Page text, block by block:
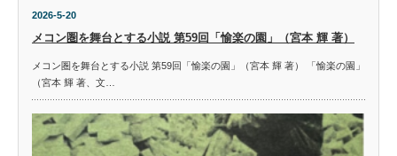
2026-5-20
メコン圏を舞台とする小説 第59回「愉楽の園」（宮本 輝 著）
メコン圏を舞台とする小説 第59回「愉楽の園」（宮本 輝 著） 「愉楽の園」
（宮本 輝 著、文…